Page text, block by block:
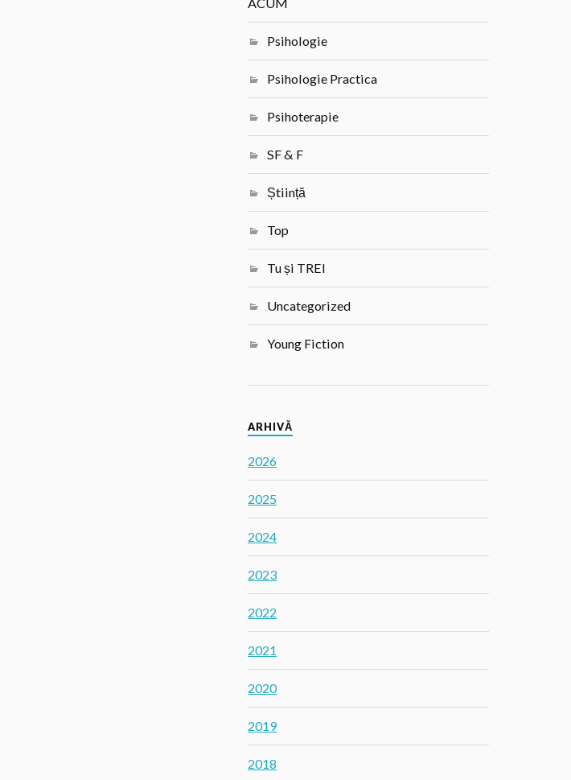
Psihologie
Psihologie Practica
Psihoterapie
SF & F
Știință
Top
Tu și TREI
Uncategorized
Young Fiction
ARHIVĂ
2026
2025
2024
2023
2022
2021
2020
2019
2018